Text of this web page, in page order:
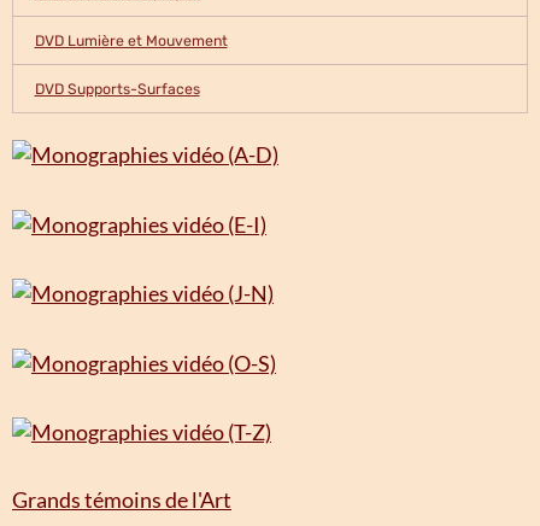
DVD Lumière et Mouvement
DVD Supports-Surfaces
Grands témoins de l'Art